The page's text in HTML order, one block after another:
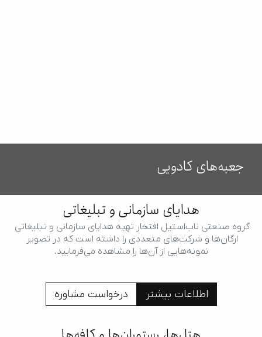
جعبه‌های کادویی
هدایای سازمانی و تبلیغاتی
گروه صنعتی ناب‌استیل افتخار تهیه هدایای سازمانی و تبلیغاتی
ارگان‌ها و شرکت‌های متعددی را داشته است که در تصویر
نمونه‌هایی از آن‌ها را مشاهده می‌فرمایید.
اطلاعات بیشتر درخواست مشاوره